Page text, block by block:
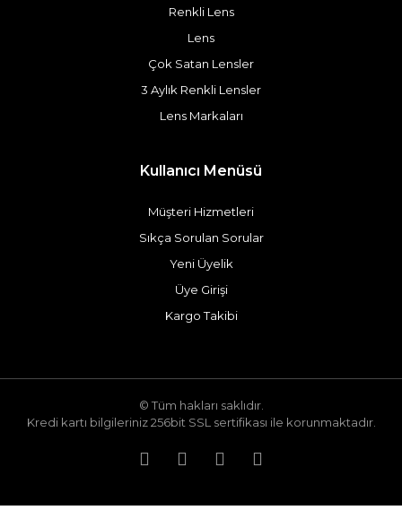
Renkli Lens
Lens
Çok Satan Lensler
3 Aylık Renkli Lensler
Lens Markaları
Kullanıcı Menüsü
Müşteri Hizmetleri
Sıkça Sorulan Sorular
Yeni Üyelik
Üye Girişi
Kargo Takibi
© Tüm hakları saklıdır.
Kredi kartı bilgileriniz 256bit SSL sertifikası ile korunmaktadır.